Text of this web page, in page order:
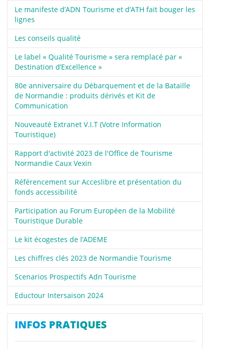
Le manifeste d’ADN Tourisme et d’ATH fait bouger les
lignes
Les conseils qualité
Le label « Qualité Tourisme » sera remplacé par «
Destination d’Excellence »
80e anniversaire du Débarquement et de la Bataille
de Normandie : produits dérivés et Kit de
Communication
Nouveauté Extranet V.I.T (Votre Information
Touristique)
Rapport d'activité 2023 de l'Office de Tourisme
Normandie Caux Vexin
Référencement sur Acceslibre et présentation du
fonds accessibilité
Participation au Forum Européen de la Mobilité
Touristique Durable
Le kit écogestes de l’ADEME
Les chiffres clés 2023 de Normandie Tourisme
Scenarios Prospectifs Adn Tourisme
Eductour Intersaison 2024
INFOS PRATIQUES